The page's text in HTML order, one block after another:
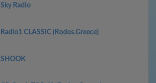
Sky Radio
Radio1 CLASSIC (Rodos.Greece)
SHOOK